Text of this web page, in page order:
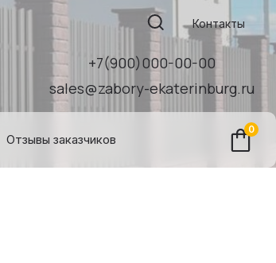
Поиск:
Контакты
+7(900)000-00-00
sales@zabory-ekaterinburg.ru
Отзывы заказчиков
0